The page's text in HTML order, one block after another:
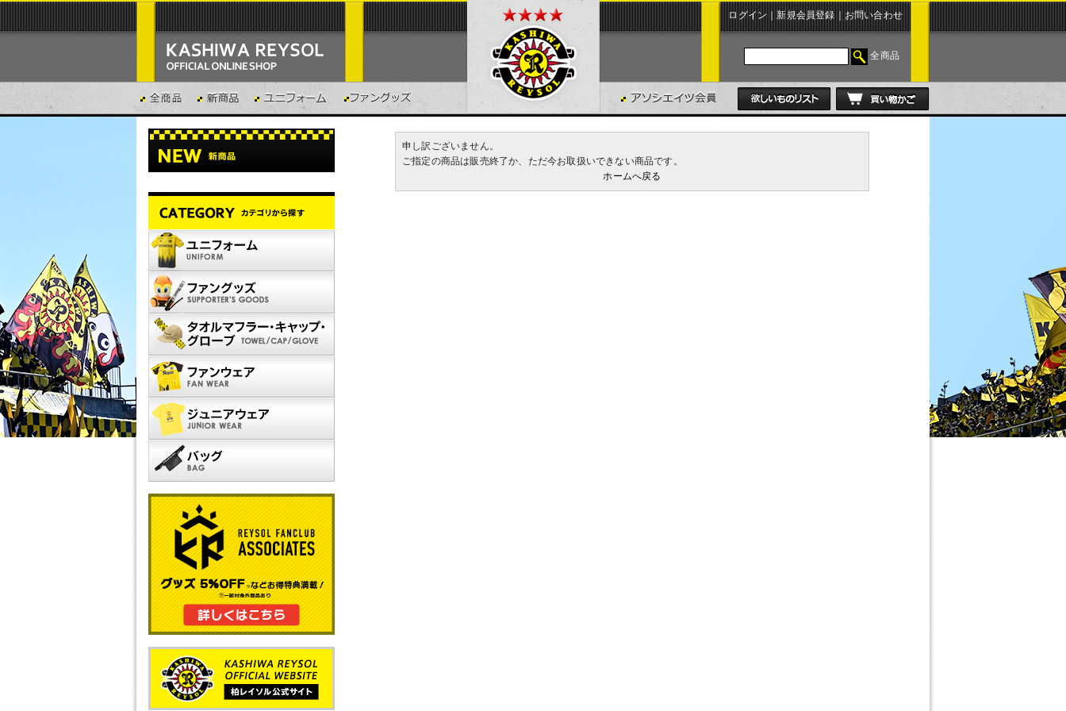
ログイン ｜新規会員登録 お問い合わせ
全商品
申し訳ございません。
ご指定の商品は販売終了か、ただ今お取扱いできない商品です。
ホームへ戻る